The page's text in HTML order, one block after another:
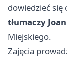
dowiedzieć się
tłumaczy
Miejskiego.
Zajęcia